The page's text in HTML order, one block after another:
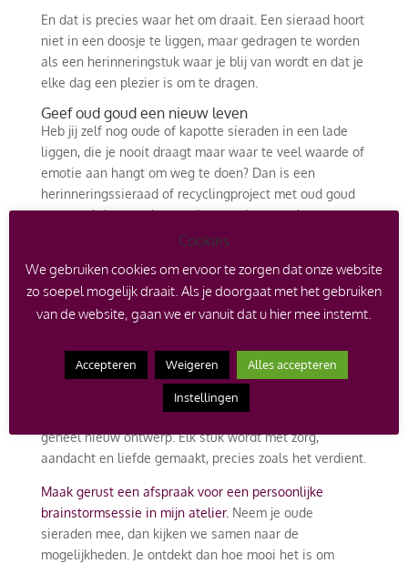
En dat is precies waar het om draait. Een sieraad hoort
niet in een doosje te liggen, maar gedragen te worden
als een herinneringstuk waar je blij van wordt en dat je
elke dag een plezier is om te dragen.
Geef oud goud een nieuw leven
Heb jij zelf nog oude of kapotte sieraden in een lade
liggen, die je nooit draagt maar waar te veel waarde of
emotie aan hangt om weg te doen? Dan is een
herinneringssieraad of recyclingproject met oud goud
een prachtige manier om deze opnieuw tot leven te
brengen. Je oude sieraden laten vermaken levert
Ik restyle jouw oude goud tot een nieuw en uniek
juweel dat jou op het lijf geschreven is.
sieraden op maat, waarbij jouw verhaal het
uitgangspunt vormt. Samen kijken we naar wat
mogelijk is: van het herplaatsen van edelstenen tot het
combineren van verschillende oude elementen tot een
geheel nieuw ontwerp. Elk stuk wordt met zorg,
aandacht en liefde gemaakt, precies zoals het verdient.
Maak gerust een afspraak voor een persoonlijke
brainstormsessie in mijn atelier. Neem je oude
sieraden mee, dan kijken we samen naar de
mogelijkheden. Je ontdekt dan hoe mooi het is om
Cookies
We gebruiken cookies om ervoor te zorgen dat onze website
zo soepel mogelijk draait. Als je doorgaat met het gebruiken
van de website, gaan we er vanuit dat u hier mee instemt.
Accepteren Weigeren Alles accepteren
Instellingen